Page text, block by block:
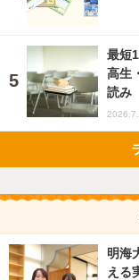
最短
高生
読み
明海
える